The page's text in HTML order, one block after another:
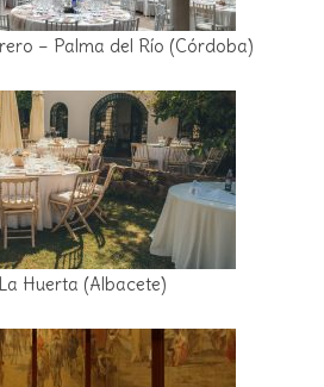
– Palma del Río (Córdoba)
Huerta (Albacete)